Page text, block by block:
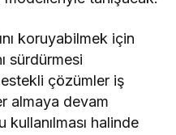
koruyabilmek için
sürdürmesi
çözümler iş
almaya devam
halinde